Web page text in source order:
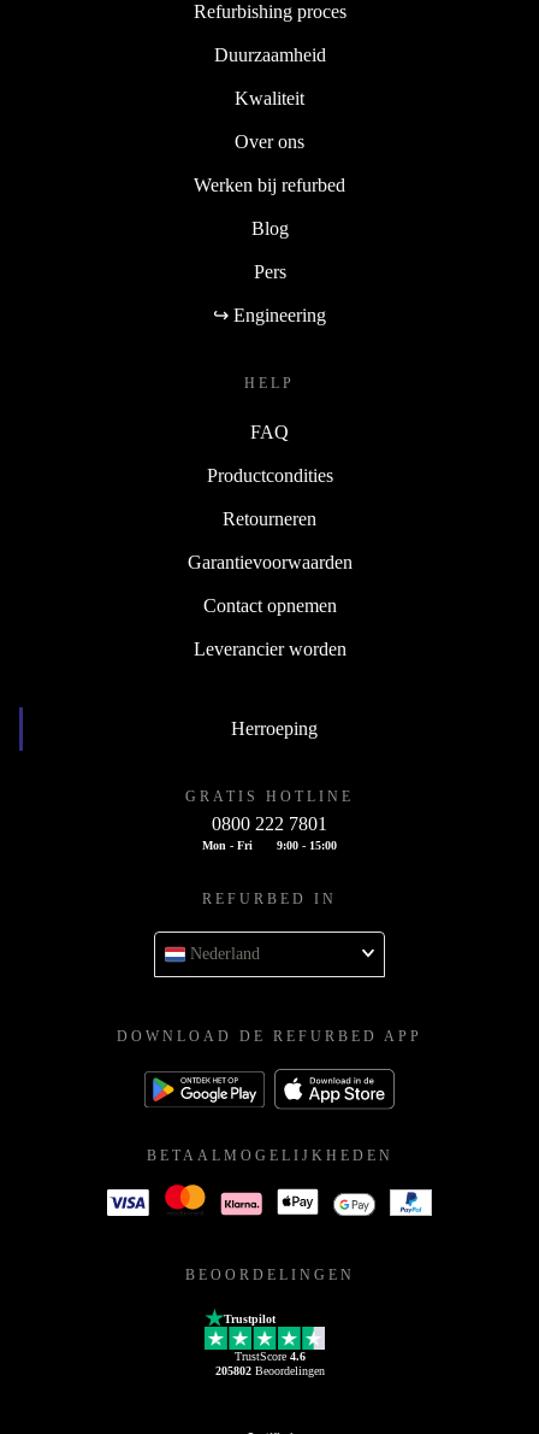
Refurbishing proces
Duurzaamheid
Kwaliteit
Over ons
Werken bij refurbed
Blog
Pers
↪ Engineering
HELP
FAQ
Productcondities
Retourneren
Garantievoorwaarden
Contact opnemen
Leverancier worden
Herroeping
GRATIS HOTLINE
0800 222 7801
Mon - Fri 9:00 - 15:00
REFURBED IN
Nederland
DOWNLOAD DE REFURBED APP
BETAALMOGELIJKHEDEN
BEOORDELINGEN
Trustpilot
TrustScore 4.6
205802Beoordelingen